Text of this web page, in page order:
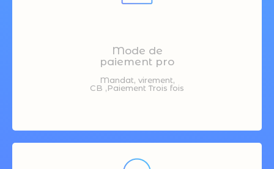
Mode de
paiement pro
Mandat, virement,
CB ,Paiement Trois fois